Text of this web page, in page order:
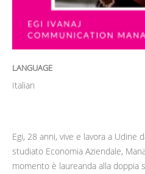
LANGUAGE
Italian
Egi, 28 anni, vive e lavora a Udine
studiato Economia Aziendale,
momento è laureanda alla doppia